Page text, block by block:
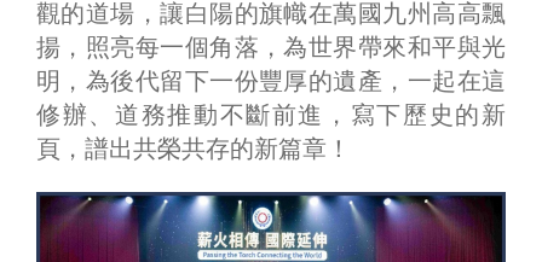
觀的道場，讓白陽的旗幟在萬國九州高高飄
揚，照亮每一個角落，為世界帶來和平與光
明，為後代留下一份豐厚的遺產，一起在這
修辦、道務推動不斷前進，寫下歷史的新
頁，譜出共榮共存的新篇章！